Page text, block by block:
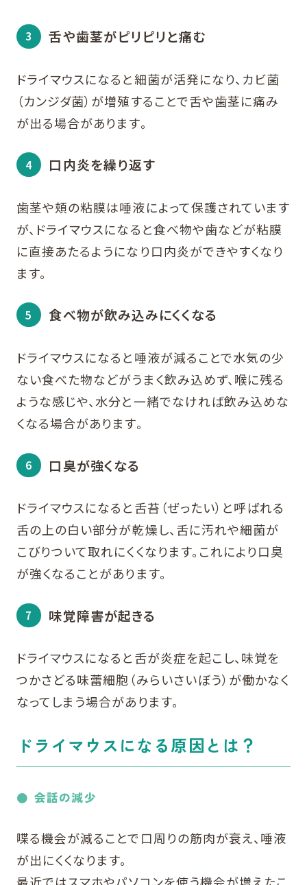
舌や歯茎がピリピリと痛む
ドライマウスになると細菌が活発になり、カビ菌
（カンジダ菌）が増殖することで舌や歯茎に痛み
が出る場合があります。
口内炎を繰り返す
歯茎や頬の粘膜は唾液によって保護されています
が、ドライマウスになると食べ物や歯などが粘膜
に直接あたるようになり口内炎ができやすくなり
ます。
食べ物が飲み込みにくくなる
ドライマウスになると唾液が減ることで水気の少
ない食べた物などがうまく飲み込めず、喉に残る
ような感じや、水分と一緒でなければ飲み込めな
くなる場合があります。
口臭が強くなる
ドライマウスになると舌苔（ぜったい）と呼ばれる
舌の上の白い部分が乾燥し、舌に汚れや細菌が
こびりついて取れにくくなります。これにより口臭
が強くなることがあります。
味覚障害が起きる
ドライマウスになると舌が炎症を起こし、味覚を
つかさどる味蕾細胞（みらいさいぼう）が働かなく
なってしまう場合があります。
ドライマウスになる原因とは？
会話の減少
喋る機会が減ることで口周りの筋肉が衰え、唾液
が出にくくなります。